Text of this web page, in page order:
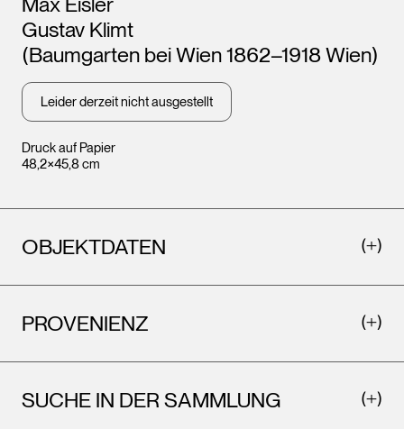
Druck auf Papier
48,2×45,8 cm
Gustav Klimt
(Baumgarten bei Wien 1862–1918 Wien)
Leider derzeit nicht ausgestellt
OBJEKTDATEN
PROVENIENZ
SUCHE IN DER SAMMLUNG